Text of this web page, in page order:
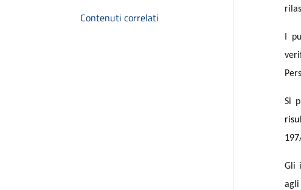
Contenuti correlati
I
Si
Gli
agli